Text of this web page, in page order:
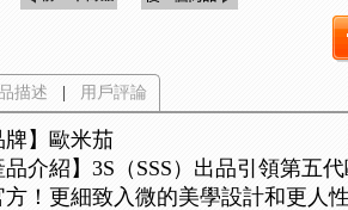
描述 用戶評論
牌】歐米茄
品介紹】3S（SSS）出品引領第五
方！更細致入微的美學設計和更人